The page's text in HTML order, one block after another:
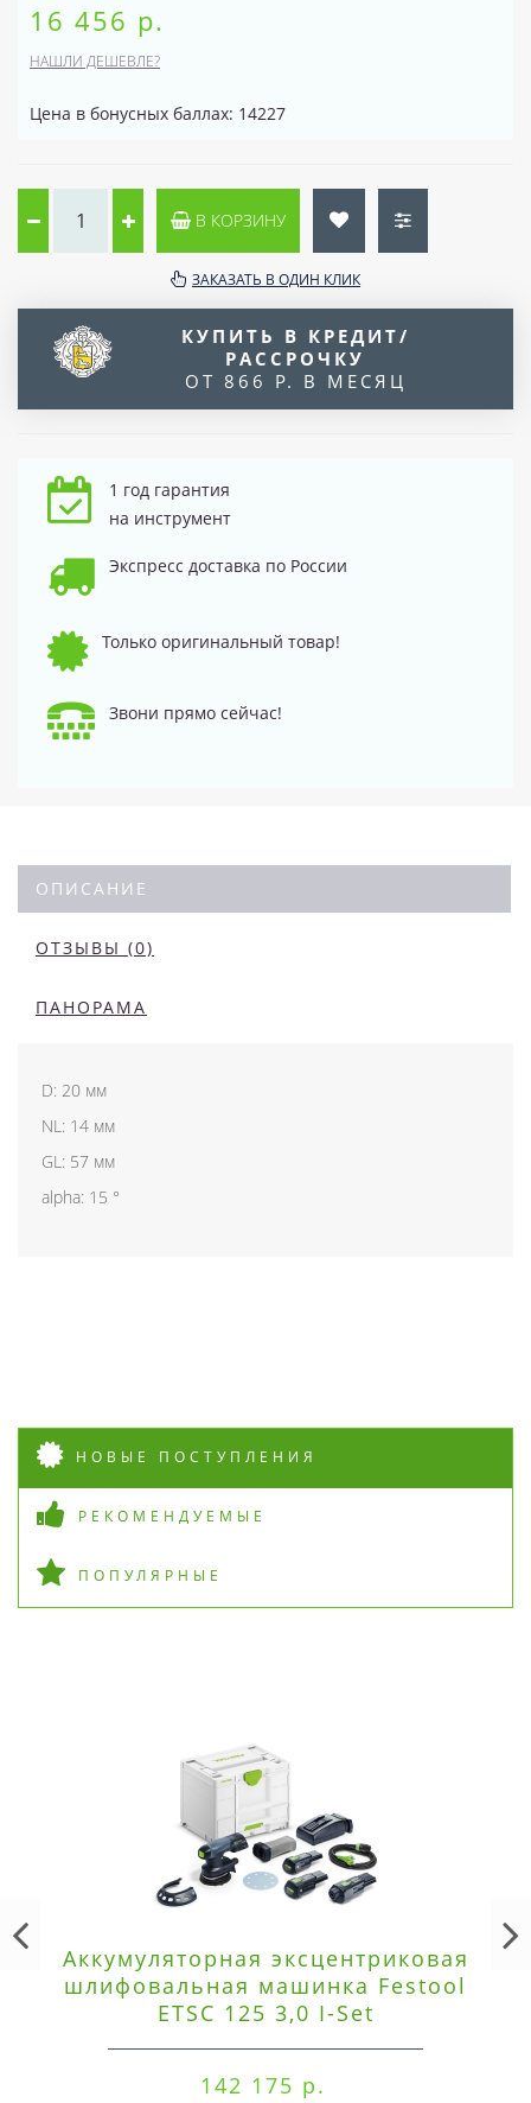
16 456 р.
НАШЛИ ДЕШЕВЛЕ?
Цена в бонусных баллах: 14227
В КОРЗИНУ
ЗАКАЗАТЬ В ОДИН КЛИК
КУПИТЬ В КРЕДИТ/
РАССРОЧКУ
ОТ 866 Р. В МЕСЯЦ
1 год гарантия
на инструмент
Экспресс доставка по России
Только оригинальный товар!
Звони прямо сейчас!
ОПИСАНИЕ
ОТЗЫВЫ (0)
ПАНОРАМА
D: 20 мм
NL: 14 мм
GL: 57 мм
alpha: 15 °
НОВЫЕ ПОСТУПЛЕНИЯ
РЕКОМЕНДУЕМЫЕ
ПОПУЛЯРНЫЕ
Аккумуляторная эксцентриковая
шлифовальная машинка Festool
ETSC 125 3,0 I-Set
142 175 р.